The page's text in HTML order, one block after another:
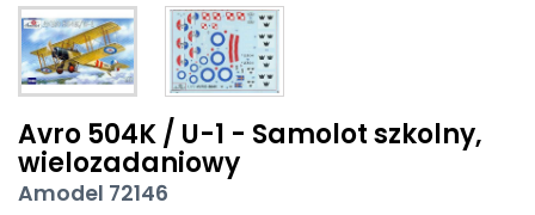
Avro 504K / U-1 - Samolot szkolny,
wielozadaniowy
Amodel 72146